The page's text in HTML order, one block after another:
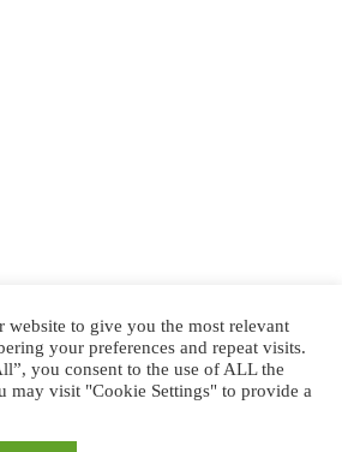
website to give you the most relevant
your preferences and repeat visits.
you consent to the use of ALL the
may visit "Cookie Settings" to provide a